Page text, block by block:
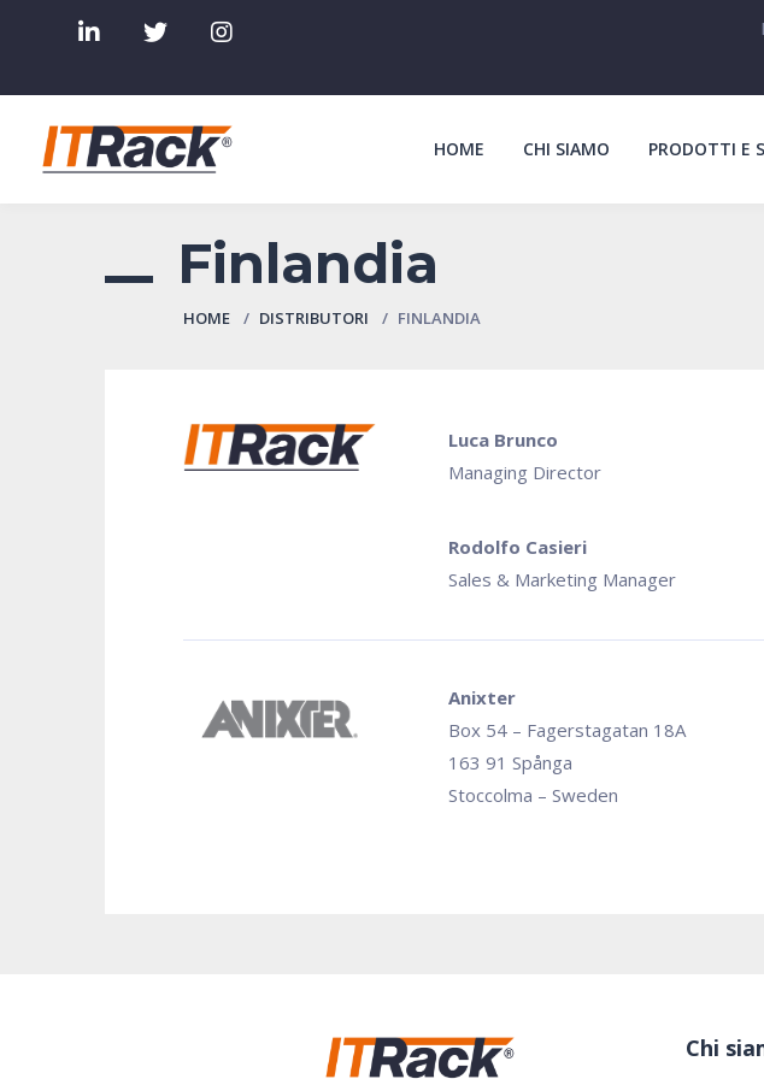
HOME CHI SIAMO PRODOTTI E
Finlandia
HOME DISTRIBUTORI FINLANDIA
Luca Brunco
Managing Director
Rodolfo Casieri
Sales & Marketing Manager
Anixter
Box 54 – Fagerstagatan 18A
163 91 Spånga
Stoccolma – Sweden
Chi